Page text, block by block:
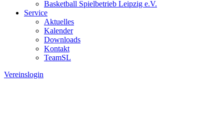
Basketball Spielbetrieb Leipzig e.V.
Service
Aktuelles
Kalender
Downloads
Kontakt
TeamSL
Vereinslogin